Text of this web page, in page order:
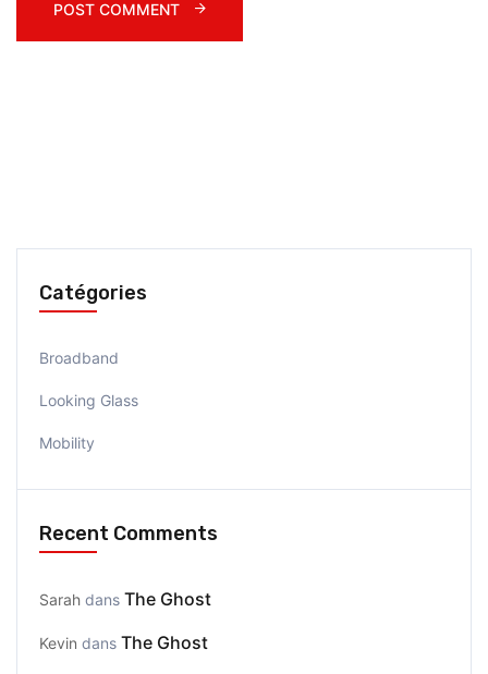
Catégories
Broadband
Looking Glass
Mobility
Recent Comments
Sarah dans The Ghost
Kevin dans The Ghost